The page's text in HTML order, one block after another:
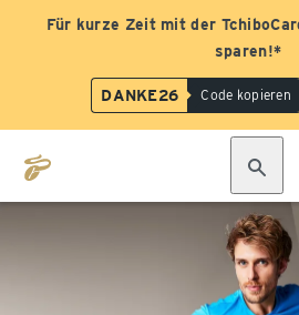
Für kurze Zeit mit der
sparen!*
DANKE26 Code kopieren